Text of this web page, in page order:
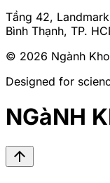
Tầng 42,
Bình Thạnh, TP.
© 2026 Ngành
Designed for
NGàNH
arrow_upward